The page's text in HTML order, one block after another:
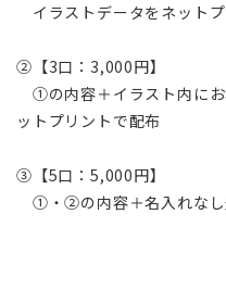
イラストデータをネット
②【3口：3,000円】
①の内容＋イラスト内にお
ットプリントで配布
③【5口：5,000円】
①・②の内容＋名入れなし